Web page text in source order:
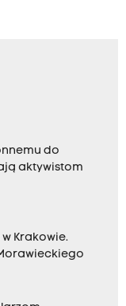
do
aktywistom
Krakowie.